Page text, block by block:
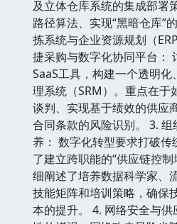
及立体仓库系统的集成部署
路径算法、实现“黑暗仓库”
拣系统与企业资源规划（
捷采购与数字化协同平台：
SaaS工具，构建一个透明
理系统（SRM）。重点在于
谈判、实现基于绩效的供应
合同条款的风险识别。 3.
养： 数字化转型要求打破
了建立跨职能的“供应链控
细阐述了培养数据科学家、
技能矩阵和培训策略，确保
本的提升。 4. 网络安全与